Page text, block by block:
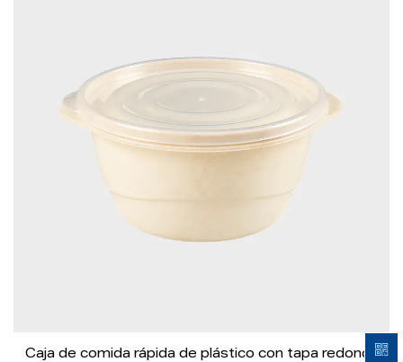
Caja de comida rápida de plástico con tapa redonda